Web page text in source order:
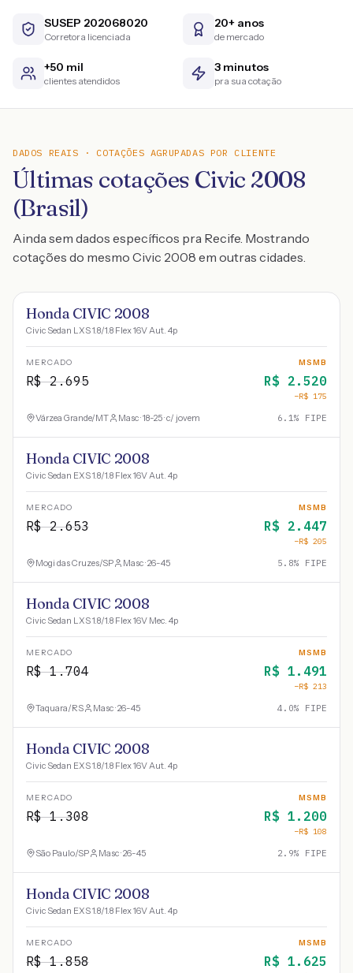
SUSEP 202068020
Corretora licenciada
20+ anos
de mercado
+50 mil
clientes atendidos
3 minutos
pra sua cotação
DADOS REAIS · COTAÇÕES AGRUPADAS POR CLIENTE
Últimas cotações Civic 2008
(Brasil)
Ainda sem dados específicos pra Recife. Mostrando
cotações do mesmo Civic 2008 em outras cidades.
Honda CIVIC 2008
Civic Sedan LXS 1.8/1.8 Flex 16V Aut. 4p
MERCADO
R$2.695
MSMB
R$ 2.520
−R$ 175
Várzea Grande/MT Masc · 18-25 · c/ jovem 6.1% FIPE
Honda CIVIC 2008
Civic Sedan EXS 1.8/1.8 Flex 16V Aut. 4p
MERCADO
R$2.653
MSMB
R$ 2.447
−R$ 205
Mogi das Cruzes/SP Masc · 26-45 5.8% FIPE
Honda CIVIC 2008
Civic Sedan LXS 1.8/1.8 Flex 16V Mec. 4p
MERCADO
R$1.704
MSMB
R$ 1.491
−R$ 213
Taquara/RS Masc · 26-45 4.0% FIPE
Honda CIVIC 2008
Civic Sedan EXS 1.8/1.8 Flex 16V Aut. 4p
MERCADO
R$1.308
MSMB
R$ 1.200
−R$ 108
São Paulo/SP Masc · 26-45 2.9% FIPE
Honda CIVIC 2008
Civic Sedan EXS 1.8/1.8 Flex 16V Aut. 4p
MERCADO
R$1.858
MSMB
R$ 1.625